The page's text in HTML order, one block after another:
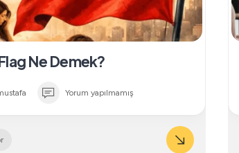
Ne Demek?
Yorum yapılmamış